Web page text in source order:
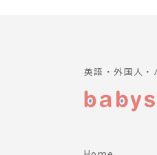
英語・外国人・